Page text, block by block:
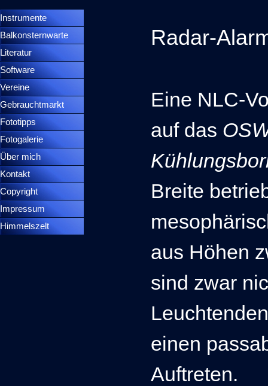
Instrumente
Balkonsternwarte
Literatur
Software
Vereine
Gebrauchtmarkt
Fototipps
Fotogalerie
Über mich
Kontakt
Copyright
Impressum
Himmelszelt
Radar-
Eine NLC-
auf das
Breite
aus Höhen
sind zwar
einen
Auftreten.